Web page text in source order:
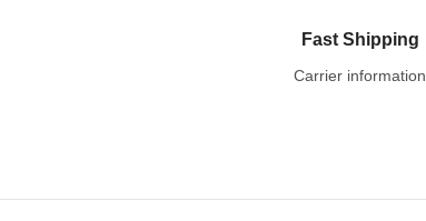
Fast Shipping
Carrier information